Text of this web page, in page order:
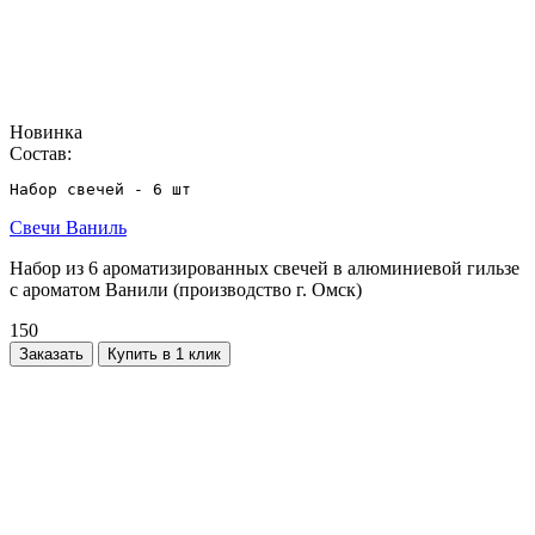
Новинка
Состав:
Набор свечей - 6 шт
Свечи Ваниль
Набор из 6 ароматизированных свечей в алюминиевой гильзе
с ароматом Ванили (производство г. Омск)
150
Заказать Купить в 1 клик